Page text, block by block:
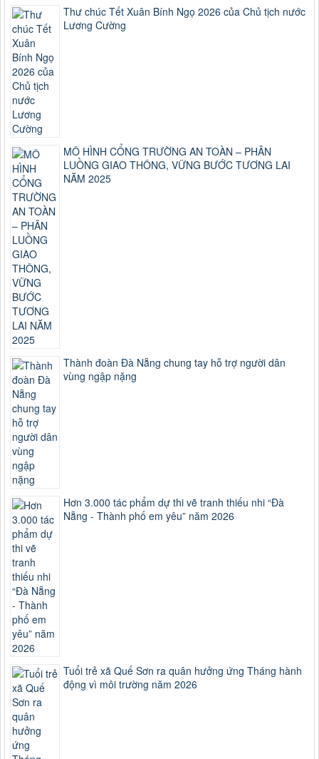
Thư chúc Tết Xuân Bính Ngọ 2026 của Chủ tịch nước
Lương Cường
MÔ HÌNH CỔNG TRƯỜNG AN TOÀN – PHÂN
LUỒNG GIAO THÔNG, VỮNG BƯỚC TƯƠNG LAI
NĂM 2025
Thành đoàn Đà Nẵng chung tay hỗ trợ người dân
vùng ngập nặng
Hơn 3.000 tác phẩm dự thi vẽ tranh thiếu nhi “Đà
Nẵng - Thành phố em yêu” năm 2026
Tuổi trẻ xã Quế Sơn ra quân hưởng ứng Tháng hành
động vì môi trường năm 2026